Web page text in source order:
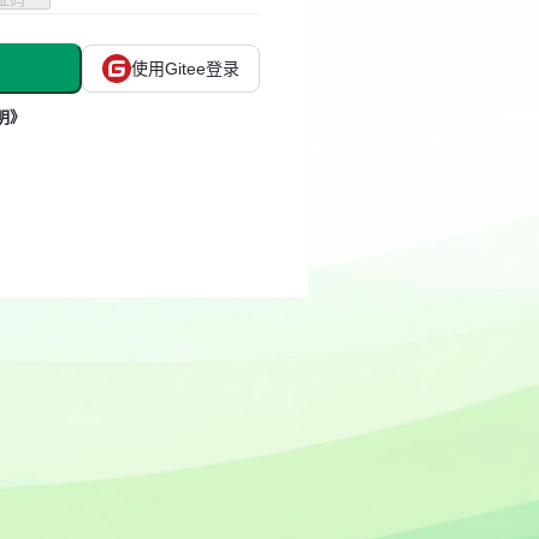
使用Gitee登录
》